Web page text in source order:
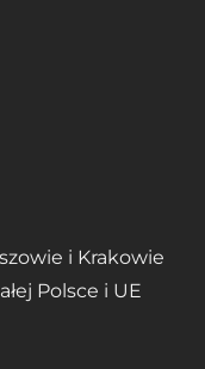
i Krakowie
Polsce i UE